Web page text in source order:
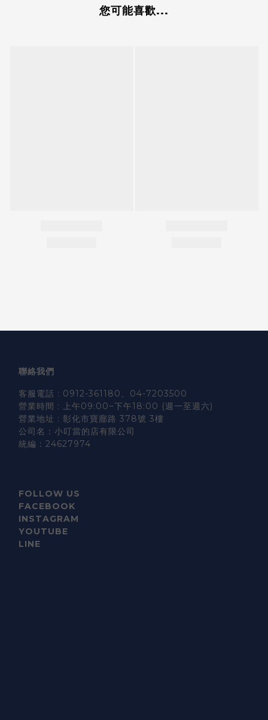
您可能喜歡...
聯絡我們
客服電話 : 0912-361180、04-7203500
營業時間 : 上午09:00~下午18:00 (週一至週六)
營業地址 : 彰化市寶廍路 378號 3樓
公司名：小叮當的店有限公司
統編：24627974
FOLLOW US
FACEBOOK
INSTAGRAM
YOUTUBE
LINE